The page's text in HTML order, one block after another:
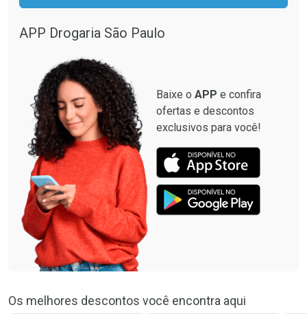
APP Drogaria São Paulo
Baixe o APP e confira
ofertas e descontos
exclusivos para você!
Os melhores descontos você encontra aqui